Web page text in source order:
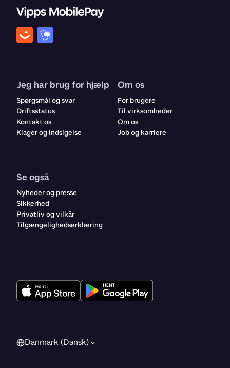
Jeg har brug for hjælp
Spørgsmål og svar
Driftsstatus
Kontakt os
Klager og indsigelse
Om os
For brugere
Til virksomheder
Om os
Job og karriere
Se også
Nyheder og presse
Sikkerhed
Privatliv og vilkår
Tilgængelighedserklæring
Danmark (Dansk)